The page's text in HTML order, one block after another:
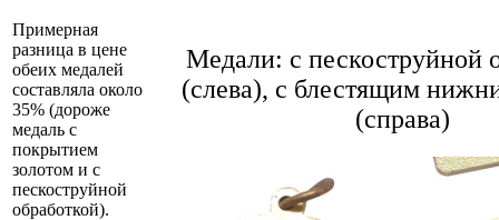
Примерная
разница в цене
обеих медалей
составляла около
35% (дороже
медаль с
покрытием
золотом и с
пескоструйной
обработкой).
Медали: с пескоструйной
(слева), с блестящим
(справа)